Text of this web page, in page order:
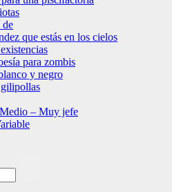
de
que estás en los cielos
para zombis
y negro
– Muy jefe